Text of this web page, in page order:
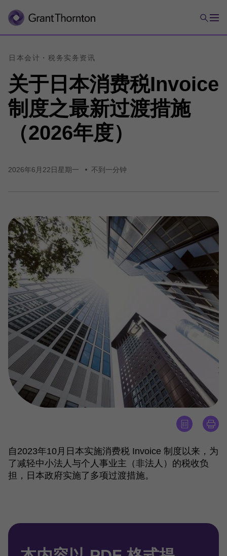
关于 日本消费税Invoice
制度之最新过渡措施
（2026年度）
日本会计・ 税务实务资讯
2026年6月22日星期一 不到一分钟
自2023年10月日本实施消费税 Invoice 制度以来，为
了减轻中小法人与个人事业主（非法人）的税收负
担，日本政府实施了多项过渡措施。